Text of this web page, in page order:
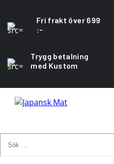
Fri frakt över 699
:-
Trygg betalning
med Kustom